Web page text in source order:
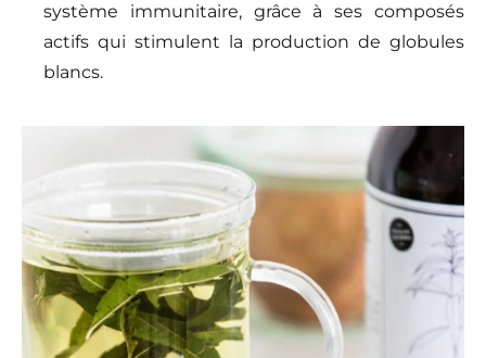
système immunitaire, grâce à ses composés
actifs qui stimulent la production de globules
blancs.